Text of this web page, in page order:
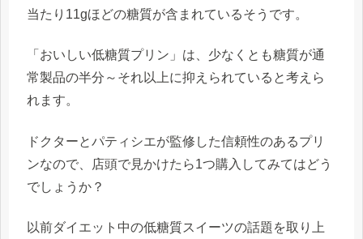
当たり11gほどの糖質が含まれているそうです。
「おいしい低糖質プリン」は、少なくとも糖質が通
常製品の半分～それ以上に抑えられていると考えら
れます。
ドクターとパティシエが監修した信頼性のあるプリ
ンなので、店頭で見かけたら1つ購入してみてはどう
でしょうか？
以前ダイエット中の低糖質スイーツの話題を取り上